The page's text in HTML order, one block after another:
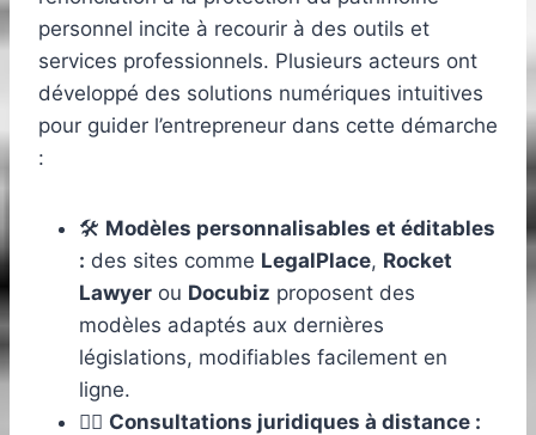
personnel incite à recourir à des outils et
services professionnels. Plusieurs acteurs ont
développé des solutions numériques intuitives
pour guider l’entrepreneur dans cette démarche
:
🛠️ Modèles personnalisables et éditables
: des sites comme LegalPlace, Rocket
Lawyer ou Docubiz proposent des
modèles adaptés aux dernières
législations, modifiables facilement en
ligne.
👩‍⚖️ Consultations juridiques à distance :